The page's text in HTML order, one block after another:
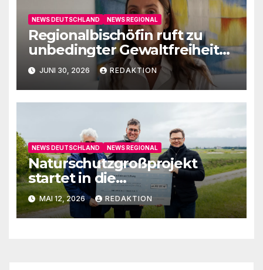
NEWS DEUTSCHLAND NEWS REGIONAL
Regionalbischöfin ruft zu
unbedingter Gewaltfreiheit
aufJUNI 30, 2026 REDAKTION
NEWS DEUTSCHLAND NEWS REGIONAL
Naturschutzgroßprojekt
startet in die
Umsetzungsphase
MAI 12, 2026 REDAKTION